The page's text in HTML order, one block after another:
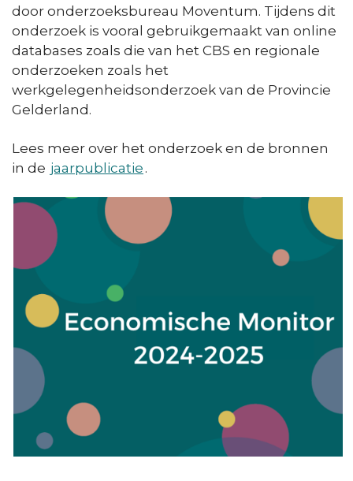
door onderzoeksbureau Moventum. Tijdens dit
onderzoek is vooral gebruikgemaakt van online
databases zoals die van het CBS en regionale
onderzoeken zoals het
werkgelegenheidsonderzoek van de Provincie
Gelderland.
Lees meer over het onderzoek en de bronnen
in de jaarpublicatie .